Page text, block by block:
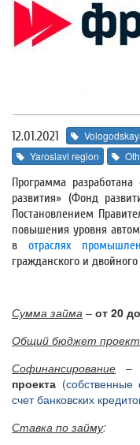
12.01.2021
Yaroslavl region
Программа разработана
развития» (Фонд
Постановлением
повышения уровня
вотраслях
гражданского и
Сумма займа – от 20
Общий бюджет
Софинансирование –
проекта (собственные
счет банковских
Ставка по займу: